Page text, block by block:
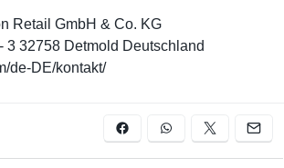
Retail GmbH & Co. KG
3 32758 Detmold Deutschland
de-DE/kontakt/